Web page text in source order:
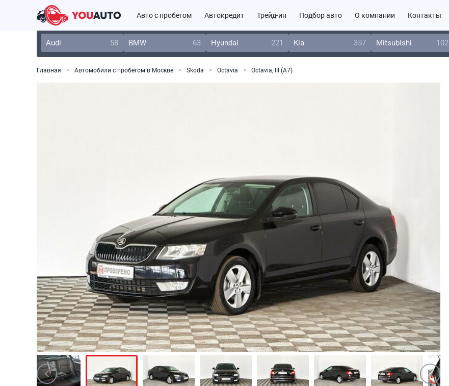
Авто с пробегом Автокредит Трейд-ин Подбор авто О компании Контакты
Audi 58 BMW 63 Hyundai 221 Kia 357 Mitsubishi 102
Главная Автомобили с пробегом в Москве Skoda Octavia Octavia, III (A7)